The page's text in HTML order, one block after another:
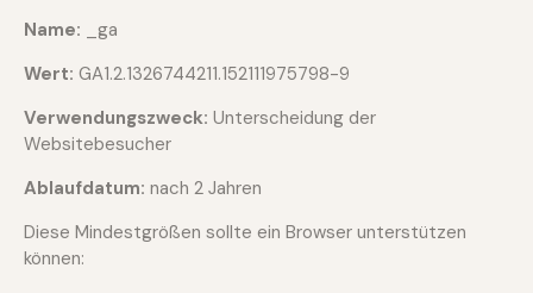
Name:
_ga
Wert: GA1.2.1326744211.152111975798-9
Verwendungszweck: Unterscheidung der
Websitebesucher
Ablaufdatum: nach 2 Jahren
Diese Mindestgrößen sollte ein Browser unterstützen
können: